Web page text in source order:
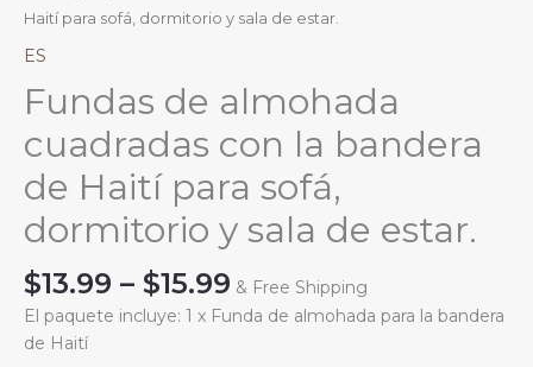
Haití para sofá, dormitorio y sala de estar.
ES
Fundas de almohada
cuadradas con la bandera
de Haití para sofá,
dormitorio y sala de estar.
$13.99 – $15.99 Price
range:
& Free Shipping
El paquete incluye: 1 x Funda de almohada para la bandera
de Haití